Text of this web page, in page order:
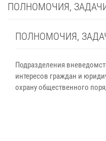
ПОЛНОМОЧИЯ,
ПОЛНОМОЧИЯ,
Подразделения
интересов граждан и
охрану общественного